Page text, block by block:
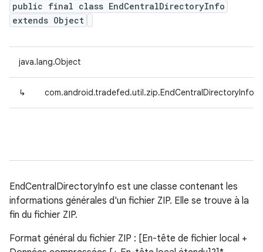
public final class EndCentralDirectoryInfo
extends Object
java.lang.Object
↳ com.android.tradefed.util.zip.EndCentralDirectoryInfo
EndCentralDirectoryInfo est une classe contenant les
informations générales d'un fichier ZIP. Elle se trouve à la
fin du fichier ZIP.
Format général du fichier ZIP : [En-tête de fichier local +